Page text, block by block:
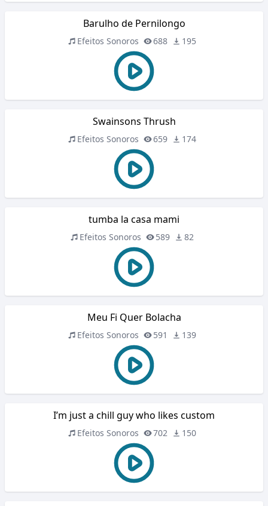
Barulho de Pernilongo
Efeitos Sonoros 688 195
Swainsons Thrush
Efeitos Sonoros 659 174
tumba la casa mami
Efeitos Sonoros 589 82
Meu Fi Quer Bolacha
Efeitos Sonoros 591 139
I’m just a chill guy who likes custom
Efeitos Sonoros 702 150